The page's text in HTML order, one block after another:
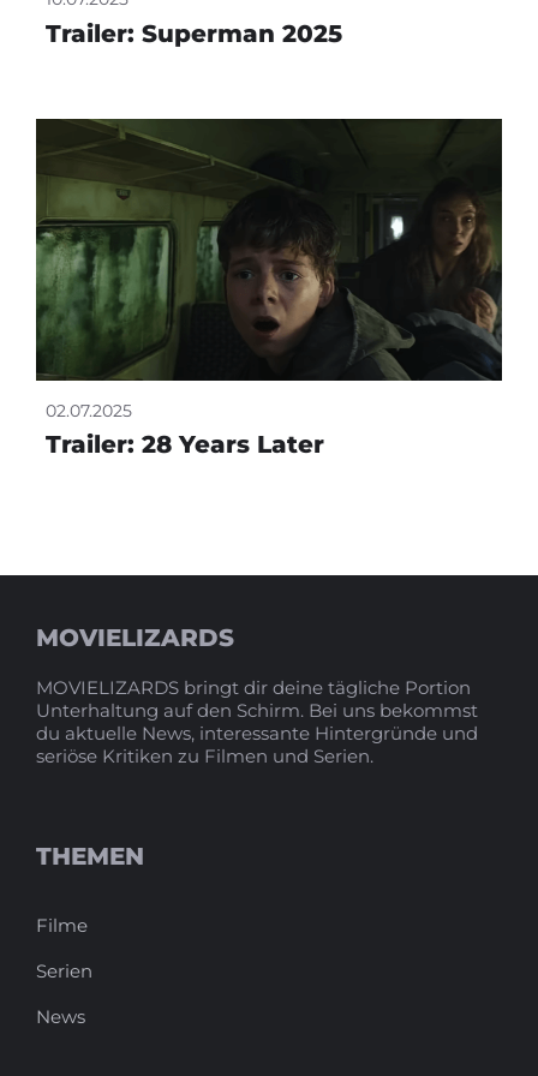
Trailer: Superman 2025
02.07.2025
Trailer: 28 Years Later
MOVIELIZARDS
MOVIELIZARDS bringt dir deine tägliche Portion
Unterhaltung auf den Schirm. Bei uns bekommst
du aktuelle News, interessante Hintergründe und
seriöse Kritiken zu Filmen und Serien.
THEMEN
Filme
Serien
News